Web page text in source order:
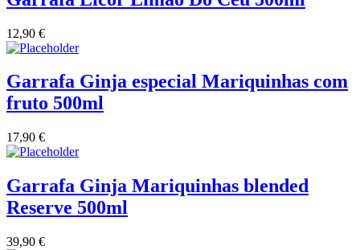
Vinhos Estrangeiros
Vinilourenço Douro
VolteFace Alentejo
12,90 €
Garrafa Ginja especial Mariquinhas com
fruto 500ml
17,90 €
Garrafa Ginja Mariquinhas blended
Reserve 500ml
39,90 €